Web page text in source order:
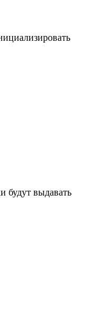
будут выдавать